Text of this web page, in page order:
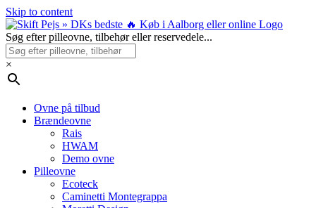
Skip to content
Søg efter pilleovne, tilbehør eller reservedele...
×
Ovne på tilbud
Brændeovne
Rais
HWAM
Demo ovne
Pilleovne
Ecoteck
Caminetti Montegrappa